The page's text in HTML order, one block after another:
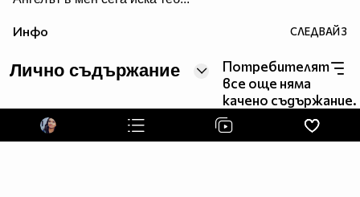
Инфо СЛЕДВАЙ3
Лично съдържание
Потребителят
все още няма
качено съдържание.